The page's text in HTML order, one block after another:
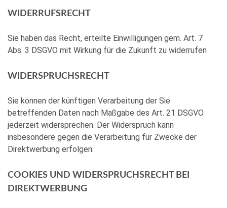
WIDERRUFSRECHT
Sie haben das Recht, erteilte Einwilligungen gem. Art. 7
Abs. 3 DSGVO mit Wirkung für die Zukunft zu widerrufen
WIDERSPRUCHSRECHT
Sie können der künftigen Verarbeitung der Sie
betreffenden Daten nach Maßgabe des Art. 21 DSGVO
jederzeit widersprechen. Der Widerspruch kann
insbesondere gegen die Verarbeitung für Zwecke der
Direktwerbung erfolgen.
COOKIES UND WIDERSPRUCHSRECHT BEI
DIREKTWERBUNG